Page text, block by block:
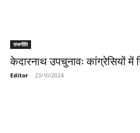
राजनीति
केदारनाथ उपचुनावः कांग्रेसियों में
Editor - 23/10/2024